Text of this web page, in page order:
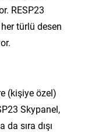
RESP23
türlü desen
(kişiye özel)
Skypanel,
da sıra dışı